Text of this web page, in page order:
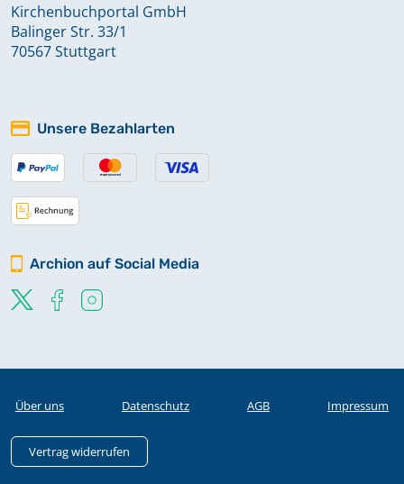
Kirchenbuchportal GmbH
Balinger Str. 33/1
70567 Stuttgart
Unsere Bezahlarten
Archion auf Social Media
Über uns Datenschutz AGB Impressum
Vertrag widerrufen